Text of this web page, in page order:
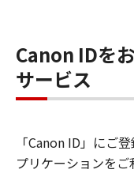
Canon IDを
サービス
「Canon ID」にご
プリケーションをご